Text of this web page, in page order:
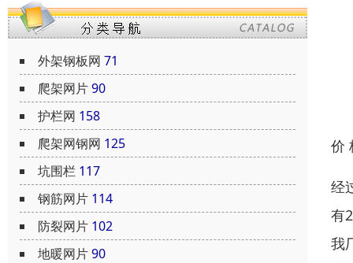
外架钢板网 71
爬架网片90
护栏网 158
爬架网钢网 125
坑围栏 117
钢筋网片 114
防裂网片 102
地暖网片90
价
经
有
我